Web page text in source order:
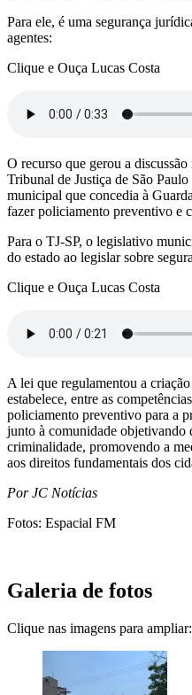
Para ele, é uma segurança
agentes:
Clique e Ouça Lucas Costa
O recurso que gerou a
Tribunal de Justiça de São
municipal que concedia à
fazer policiamento preventivo e
Para o TJ-SP, o legislativo
do estado ao legislar sobre
Clique e Ouça Lucas Costa
A lei que regulamentou a
estabelece, entre as
policiamento preventivo para a
junto à comunidade objetivando
criminalidade, promovendo a
aos direitos fundamentais dos
Por JC Notícias
Fotos: Espacial FM
Galeria de fotos
Clique nas imagens para ampliar: